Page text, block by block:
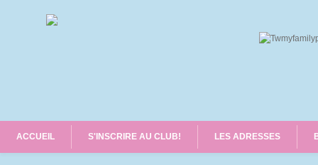
ACCUEIL S'INSCRIRE AU CLUB! LES ADRESSES